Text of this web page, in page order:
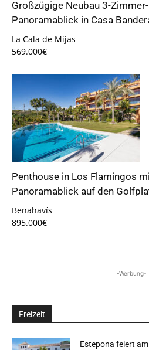
Großzügige Neubau 3-
Panoramablick in Casa
La Cala de Mijas
569.000€
Penthouse in Los Flamingos
Panoramablick auf den
Benahavís
895.000€
-Werbung-
Freizeit
Estepona feiert